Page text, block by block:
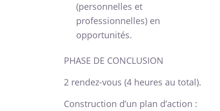
(personnelles et
professionnelles) en
opportunités.
PHASE DE CONCLUSION
2 rendez-vous (4 heures au total).
Construction d’un plan d’action :